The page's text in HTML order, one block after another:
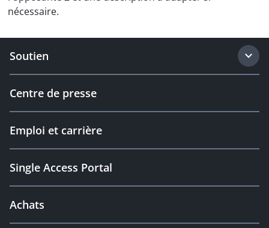
nécessaire.
Soutien
Centre de presse
Emploi et carrière
Single Access Portal
Achats